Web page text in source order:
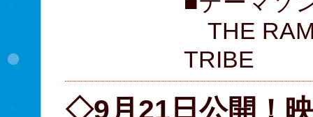
THE
TRIBE
◇9月21日公開！